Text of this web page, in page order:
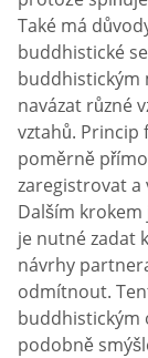
Také má
buddhistické
buddhistickým
navázat různé
vztahů. Princip
poměrně
zaregistrovat a
Dalším
je nutné zadat
návrhy
odmítnout.
buddhistickým
podobně